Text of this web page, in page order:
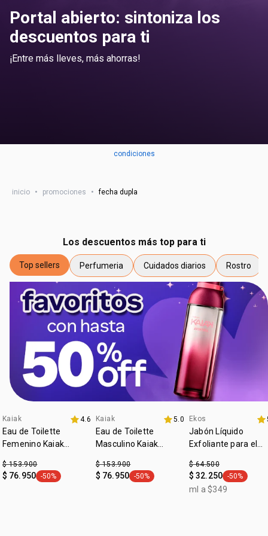
Portal abierto: sintoniza los
descuentos para ti
¡Entre más lleves, más ahorras!
condiciones
inicio • promociones • fecha dupla
Los descuentos más top para ti
general.tag Top sellers
Top sellers
general.tag Perfumeria
Perfumeria
general.tag Cuidados diarios
Cuidados diarios Rostro
fecha dupla
Kaiak 4.6
Eau de Toilette
Femenino Kaiak
$ 153.900
$ 76.950 general.tag -50%
-50%
fecha dupla
Kaiak 5.0
Eau de Toilette
Masculino Kaiak
$ 153.900
$ 76.950 general.tag -50%
-50%
fecha dupla
Ekos
Jabón Líquido
Exfoliante para el
Maracuyá
$ 64.500
$ 32.250 general.tag
-50%
ml a $349